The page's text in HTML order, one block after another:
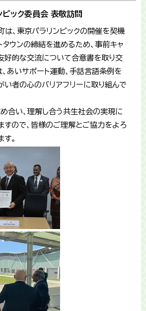
ピック委員会 表敬訪問
は、東京パラリンピックの開催を契機
タウンの締結を進めるため、事前キャ
好的な交流について合意書を取り交
、あいサポート運動、手話言語条例を
い者の心のバリアフリーに取り組んで
合い、理解し合う共生社会の実現に
すので、皆様のご理解とご協力をよろ
。